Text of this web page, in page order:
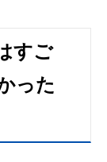
すご
った